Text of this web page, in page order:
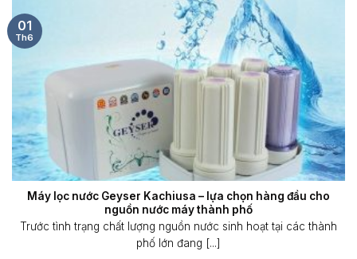
Máy lọc nước Geyser Kachiusa – lựa chọn hàng đầu cho
nguồn nước máy thành phố
Trước tình trạng chất lượng nguồn nước sinh hoạt tại các thành
phố lớn đang [...]
01
Th6